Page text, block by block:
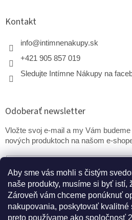
Aby sme vás mohli s čistým
naše produkty, musíme si byť istí,
Zároveň vám chceme ponúknuť
nakupovania, poskytovať
preto používame ako spoločnosť
Kontakt
info@intimnenakupy.sk
+421 905 857 019
Sledujte Intímne Nákupy na
Odoberať newsletter
Vložte svoj e-mail a my Vám
nových produktoch na našom e-
PRIHLÁSIŤ SA